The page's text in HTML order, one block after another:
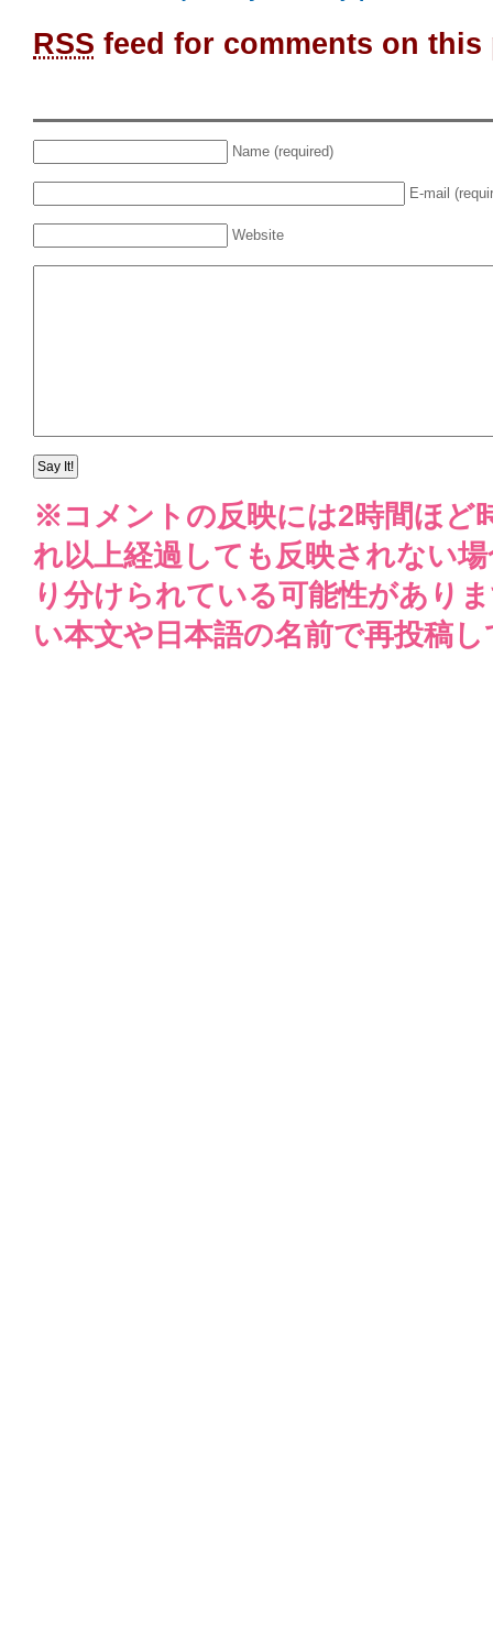
RSS feed for comments on this
Name (required)
E-mail
Website
※コメントの反映には2時間ほど
れ以上経過しても反映されない
り分けられている可能性があり
い本文や日本語の名前で再投稿